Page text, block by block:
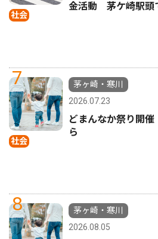
社会
金活動 茅ケ崎駅頭
7
社会
茅ヶ崎・寒川
2026.07.23
どまんなか祭り開
ら
8
茅ヶ崎・寒川
2026.08.05